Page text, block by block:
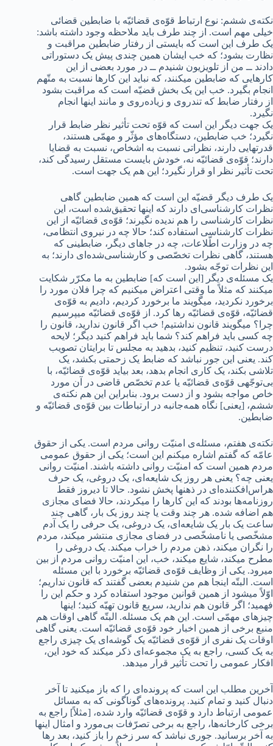
نکته‌ی ششم: نوع ارتباط قوّه‌ی قضائیّه با ضابطین قضائی
خیلی مهم است. از چند طرف باید ملاحظه وجود داشته باشد:
یک طرف این است که بایستی از رفتار ضابطین مراقبت و
نظارت بشود؛ که خب ایشان همین چندی پیش یک دستوراتی
دادند ــ من از تلویزیون شنیدم ــ در مورد بعضی از این
کارهایی که ضابطین میکنند، که نباید این کارها نسبت به متّهم
انجام بگیرد. خب این یک بخش قضیّه است که مراقبت بشود
از رفتار ضابط که تندروی و زیاده‌روی و مانند اینها انجام
نگیرد.
یک جهت دیگر این است که قوّه تحت تأثیر نظر ضابط قرار
نگیرد؛ خب ضابطین، دستگاه‌های مؤثّر و مهمّی هستند،
قدرتهایی دارند، نظراتی نسبت به اشخاص، نسبت به قضایا
دارند؛ قوّه‌ی قضائیّه نه، خودش بایست مستقل رسیدگی کند،
تحت تأثیر نظر او قرار نگیرد؛ این هم یک جهت است.
یک طرف دیگر قضیّه این است که همین ضابطین گاهی
نظرات کارشناسی‌ای دارند که اینها تحقیق‌‌شده است، این
نظرات کارشناسی را هم ندیده نگیرند؛ قوّه‌ی قضائیّه از این
نظرات کارشناسی استفاده کند؛ حالا چه در نیروی انتظامی،
چه در وزارت اطّلاعات، چه در جاهای دیگر، ضابطینی که
هستند، گاهی نظرات تخصّصی و کارشناسی‌شده‌ای دارند؛ به
این نظرات توجّه بشود.
یک مسئله‌ی دیگر [این است که] ضابطین به ما مکرّر شکایت
میکنند که مثلاً ما وقتی اعتراض میکنیم که چرا فلان مورد را
برخورد نکردید، میگویند ما برخورد کردیم، دادیم به قوّه‌ی
قضائیّه، قوّه‌ی قضائیّه رها کرد. از قوّه‌ی قضائیّه میپرسیم
چرا؟ میگویند قانون نداشتیم! خب اگر قانون ندارید، قانون را
چه کسی باید فراهم کند؟ شما باید فراهم کنید دیگر؛ لایحه
درست کنید، تنظیم کنید، بدهید به مجلس تا برایتان تصویب
کند. یعنی این جور نباشد که ضابط یک زحمتی بکشد، یک
تلاشی بکند، یک کاری انجام بدهد، بعد بیاید قوّه‌ی قضائیّه، با
بی‌توجّهی قوّه‌ی قضائیّه یا عدم تخصّص قاضی در آن مورد
خاص مواجه بشود و از دست برود. بنابراین این هم نکته‌ی
ششم، [یعنی] نگاه همه‌جانبه در ارتباطات بین قوّه‌ی قضائیّه و
ضابطین.
نکته‌ی هفتم، مسئله‌ی امنیّت روانی مردم است. یکی از حقوق
عامّه که گفتم اشاره میکنم این است؛ یکی از حقوق عمومی
مردم همین است که امنیّت روانی داشته باشند. امنیّت روانی
یعنی چه؟ یعنی هر روز یک شایعه‌ای، یک دروغی، یک حرف
هراس‌افکننده‌ای در ذهنها پخش نشود. حالا تا دیروز فقط
روزنامه‌ها بودند که این کارها را میکردند، حالا فضای مجازی
هم اضافه شده. هر چند وقت یا چند روز یک بار، گاهی چند
ساعت یک بار یک شایعه‌ای، یک دروغی، یک حرفی را یک آدم
مشخّصی یا نامشخّصی در فضای مجازی منتشر میکند، مردم
را نگران میکند، ذهن مردم را خراب میکند. یک دروغی را
مطرح میکند، شایع میکند، خب، این امنیّت روانی مردم از بین
میرود. یکی از وظایف قوّه‌ی قضائیّه برخورد با این مسئله
است. البتّه اینجا هم من شنیدم بعضی گفتند که قانون نداریم؛
اوّلاً میشود از همین قوانین موجود استفاده کرد و حکم این را
فهمید؛ اگر قانون هم ندارید، سریع قانون تهیّه کنید؛ اینها
چیزهای مهمّی است. این هم یک مسئله. البتّه گاهی اوقات هم
منبع برخی از همین اخبار خود قوّه‌ی قضائیّه است. یعنی گاهی
اوقات یک نفری از قوّه‌ی قضائیّه یک گوشه‌ای یک چیزی راجع
به یک کسی، راجع به یک مجموعه‌ای ذکر میکند که خود این،
افکار عمومی را تحت تأثیر قرار میدهد.
آخرین مطلب این است که پرونده‌ای را که باز میکنید تا آخر
دنبال کنید و تمام کنید. پرونده‌های گوناگونی که به مسائل
عمومی ارتباط دارد و قوّه‌ی قضائیّه وارد شده، [مثلاً] راجع به
برخی کارخانه‌ها، راجع به برخی تصرّفات بی‌مورد و امثال اینها
به آخر برسانید. جوری نباشد که سر زخم را باز کنید، بعد رها